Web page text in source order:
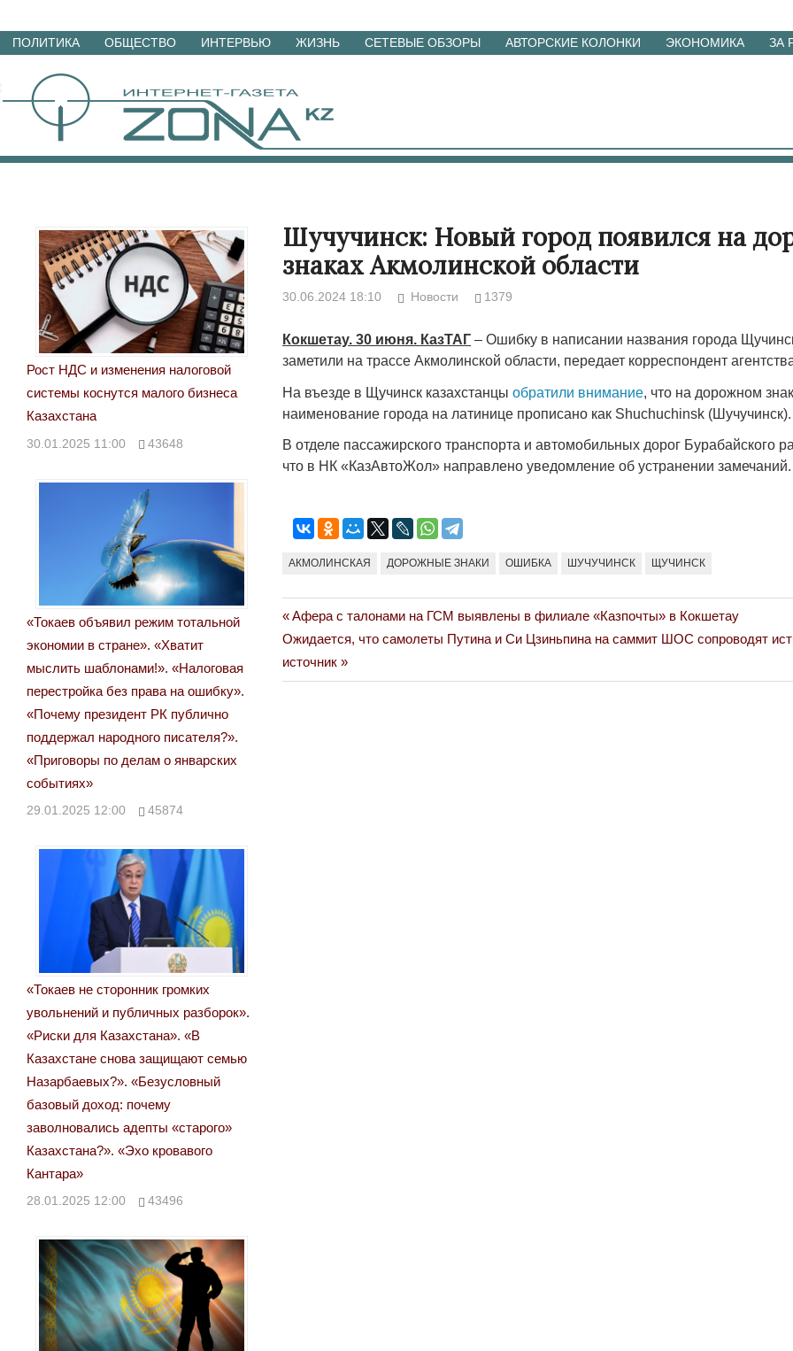
Перейти
материалам
ПОЛИТИКА ОБЩЕСТВО ИНТЕРВЬЮ ЖИЗНЬ СЕТЕВЫЕ ОБЗОРЫ АВТОРСКИЕ КОЛОНКИ ЭКОНОМИКА ЗА
Шучучинск: Новый город появился на
знаках Акмолинской области
30.06.2024 18:10 Новости 1379
Кокшетау. 30 июня. КазТАГ – Ошибку в написании названия города
заметили на трассе Акмолинской области, передает корреспондент
На въезде в Щучинск казахстанцыобратили внимание, что на дорожном
наименование города на латинице прописано как Shuchuchinsk (Шучучинск).
В отделе пассажирского транспорта и автомобильных дорог Бурабайского
что в НК «КазАвтоЖол» направлено уведомление об устранении замечаний.
АКМОЛИНСКАЯ ДОРОЖНЫЕ ЗНАКИ ОШИБКА ШУЧУЧИНСК ЩУЧИНСК
Навигация
по
Previous
Post:
Афера с талонами на ГСМ выявлены в филиале «Казпочты» в Кокшетау
Next
Post:
Ожидается, что самолеты Путина и Си Цзиньпина на саммит ШОС сопроводят
источник
Рост НДС и изменения налоговой
системы коснутся малого бизнеса
Казахстана
30.01.2025 11:00 43648
«Токаев объявил режим тотальной
экономии в стране». «Хватит
мыслить шаблонами!». «Налоговая
перестройка без права на ошибку».
«Почему президент РК публично
поддержал народного писателя?».
«Приговоры по делам о январских
событиях»
29.01.2025 12:00 45874
«Токаев не сторонник громких
увольнений и публичных разборок».
«Риски для Казахстана». «В
Казахстане снова защищают семью
Назарбаевых?». «Безусловный
базовый доход: почему
заволновались адепты «старого»
Казахстана?». «Эхо кровавого
Кантара»
28.01.2025 12:00 43496
Народ выбрал свет
Странная
Война